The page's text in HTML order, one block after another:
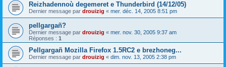
Reizhadennoù degemeret e Thunderbird (14/12/05)
Dernier message par drouizig « mer. déc. 14, 2005 8:51 pm
pellgargañ?
Dernier message par drouizig « mer. nov. 30, 2005 9:37 am
Réponses : 1
Pellgargañ Mozilla Firefox 1.5RC2 e brezhoneg...
Dernier message par drouizig « dim. nov. 13, 2005 2:38 pm